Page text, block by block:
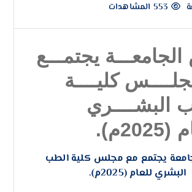
يجتمـــع
كليــــة
البشــــري
يجتمع مع مجلس كلية الطب
البشري للعام (2025م).